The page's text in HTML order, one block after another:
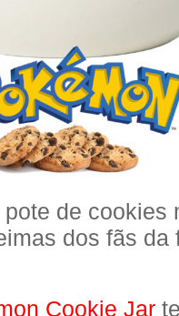
de cookies
dos fãs da
Cookie Jar